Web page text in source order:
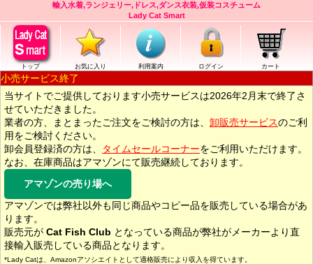
輸入水着,ランジェリー,ドレス,ダンス衣装,仮装コスチューム
Lady Cat Smart
トップ お気に入り 利用案内 ログイン カート
小売サービス終了
当サイトでご提供しております小売サービスは2026年2月末で終了さ
せていただきました。
業者の方、まとまったご注文をご検討の方は、 卸販売サービスのご利
用をご検討ください。
卸会員登録済の方は、
タイムセールコーナーをご利用いただけます。
なお、在庫商品はアマゾンにて販売継続しております。
アマゾンの売り場へ
アマゾンでは弊社以外も同じ商品やコピー品を販売している場合があ
ります。
販売元が Cat Fish Club となっている商品が弊社がメーカーより直
接輸入販売している商品となります。
*Lady Catは、Amazonアソシエイトとして適格販売により収入を得ています。